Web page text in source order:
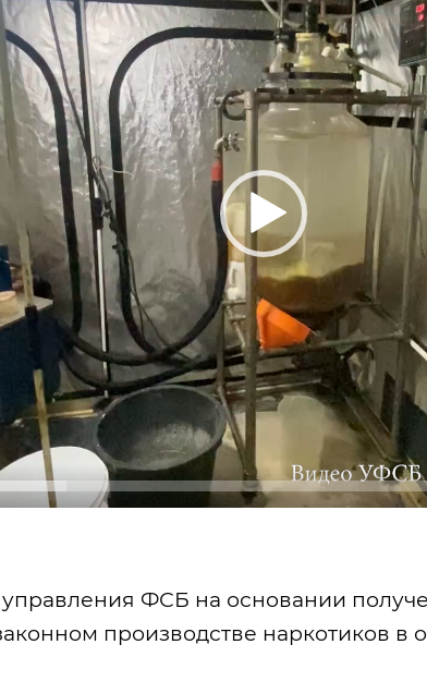
ФСБ на основании
производстве наркотиков в